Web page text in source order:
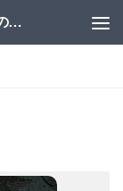
すてらーしぇる｜東方PROJECTとハルヒの二次創作サイト